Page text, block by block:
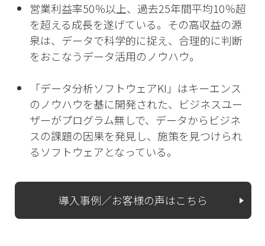
営業利益率50％以上、過去25年間平均10％超
を超える成長を遂げている。その高収益の源
泉は、データで科学的に捉え、合理的に判断
をおこなうデータ活用のノウハウ。
「データ分析ソフトウェアKI」はキーエンス
のノウハウを基に開発された、ビジネスユー
ザーがプログラム無しで、データからビジネ
スの課題の因果を発見し、施策を見つけられ
るソフトウェアとなっている。
導入事例／お客様の声はこちら